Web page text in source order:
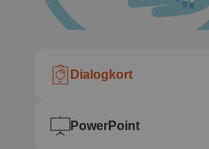
Dialogkort
PowerPoint